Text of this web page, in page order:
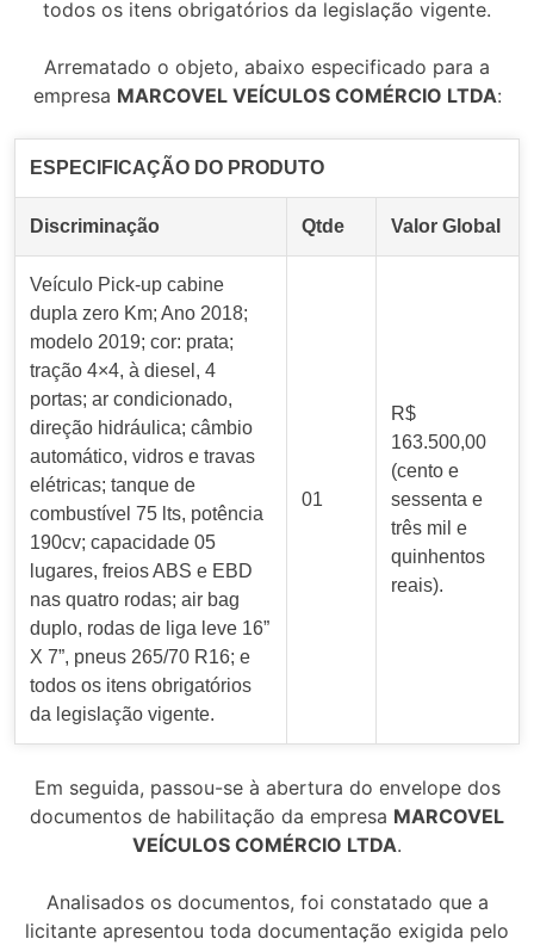
todos os itens obrigatórios da legislação vigente.
Arrematado o objeto, abaixo especificado para a
empresa MARCOVEL VEÍCULOS COMÉRCIO LTDA:
ESPECIFICAÇÃO DO PRODUTO
Discriminação Qtde Valor Global
Veículo Pick-up cabine
dupla zero Km; Ano 2018;
modelo 2019; cor: prata;
tração 4×4, à diesel, 4
portas; ar condicionado,
direção hidráulica; câmbio
automático, vidros e travas
elétricas; tanque de
combustível 75 lts, potência
190cv; capacidade 05
lugares, freios ABS e EBD
nas quatro rodas; air bag
duplo, rodas de liga leve 16”
X 7”, pneus 265/70 R16; e
todos os itens obrigatórios
da legislação vigente.
01
R$
163.500,00
(cento e
sessenta e
três mil e
quinhentos
reais).
Em seguida, passou-se à abertura do envelope dos
documentos de habilitação da empresa MARCOVEL
VEÍCULOS COMÉRCIO LTDA.
Analisados os documentos, foi constatado que a
licitante apresentou toda documentação exigida pelo